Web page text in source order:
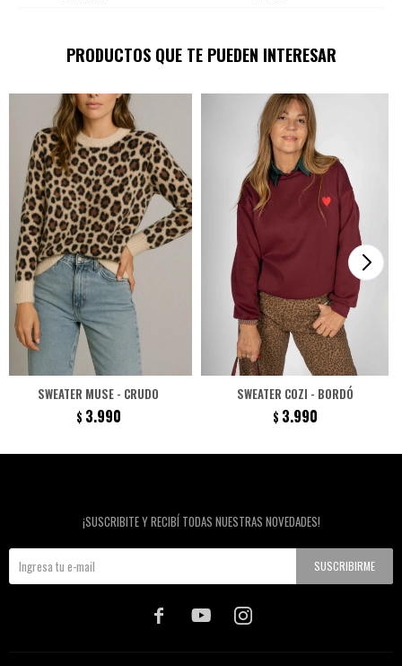
PRODUCTOS QUE TE PUEDEN INTERESAR
SWEATER MUSE - CRUDO
$ 3.990
SWEATER COZI - BORDÓ
$ 3.990
¡SUSCRIBITE Y RECIBÍ TODAS NUESTRAS NOVEDADES!
SUSCRIBIRME
  